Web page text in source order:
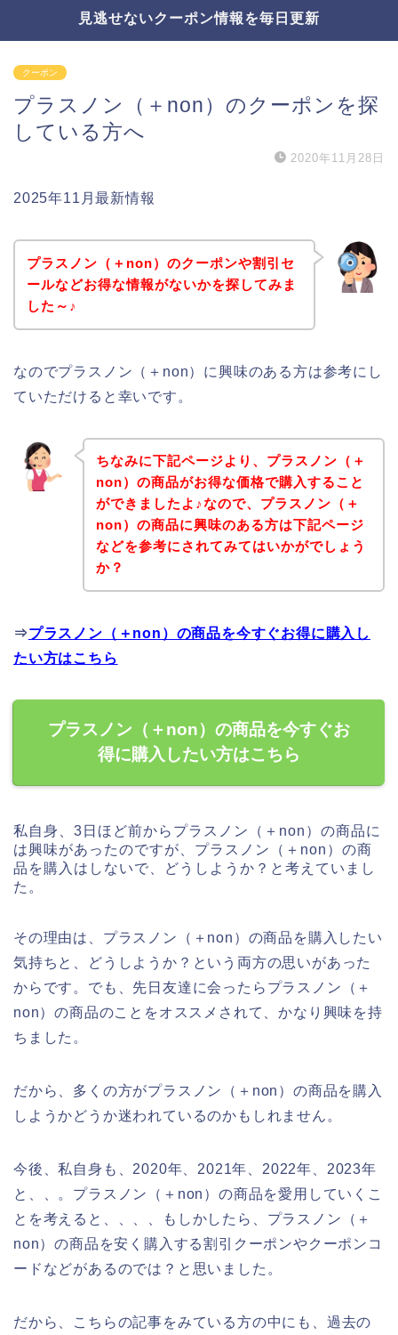
見逃せないクーポン情報を毎日更新
クーポン
プラスノン（＋non）のクーポンを探
している方へ
2020年11月28日
2025年11月最新情報
プラスノン（＋non）のクーポンや割引セ
ールなどお得な情報がないかを探してみま
した～♪
なのでプラスノン（＋non）に興味のある方は参考にし
ていただけると幸いです。
ちなみに下記ページより、プラスノン（＋
non）の商品がお得な価格で購入すること
ができましたよ♪なので、プラスノン（＋
non）の商品に興味のある方は下記ページ
などを参考にされてみてはいかがでしょう
か？
⇒プラスノン（＋non）の商品を今すぐお得に購入し
たい方はこちら
プラスノン（＋non）の商品を今すぐお
得に購入したい方はこちら
私自身、3日ほど前からプラスノン（＋non）の商品に
は興味があったのですが、プラスノン（＋non）の商
品を購入はしないで、どうしようか？と考えていまし
た。
その理由は、プラスノン（＋non）の商品を購入したい
気持ちと、どうしようか？という両方の思いがあった
からです。でも、先日友達に会ったらプラスノン（＋
non）の商品のことをオススメされて、かなり興味を持
ちました。
だから、多くの方がプラスノン（＋non）の商品を購入
しようかどうか迷われているのかもしれません。
今後、私自身も、2020年、2021年、2022年、2023年
と、、。プラスノン（＋non）の商品を愛用していくこ
とを考えると、、、、もしかしたら、プラスノン（＋
non）の商品を安く購入する割引クーポンやクーポンコ
ードなどがあるのでは？と思いました。
だから、こちらの記事をみている方の中にも、過去の